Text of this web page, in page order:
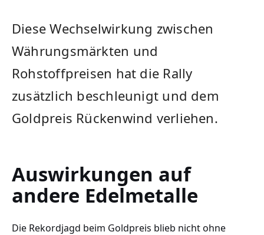
Diese Wechselwirkung zwischen
Währungsmärkten und
Rohstoffpreisen hat die Rally
zusätzlich beschleunigt und dem
Goldpreis Rückenwind verliehen.
Auswirkungen auf
andere Edelmetalle
Die Rekordjagd beim Goldpreis blieb nicht ohne